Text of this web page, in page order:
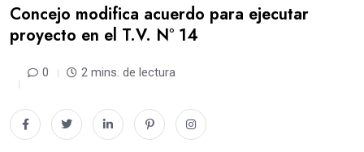
Concejo modifica acuerdo para ejecutar
proyecto en el T.V. N° 14
0 2 mins. de lectura